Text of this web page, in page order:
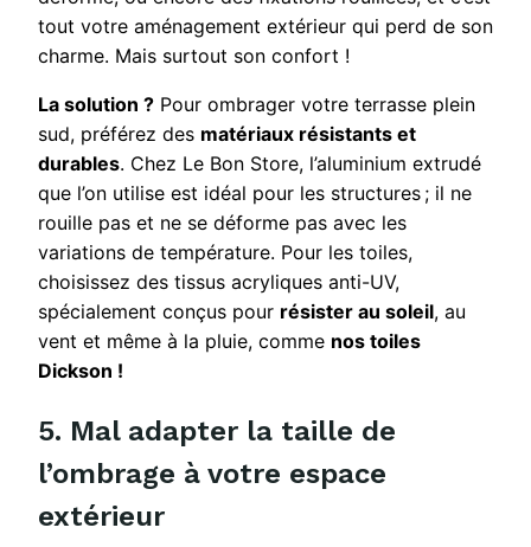
tout votre aménagement extérieur qui perd de son
charme. Mais surtout son confort !
La solution ? Pour ombrager votre terrasse plein
sud, préférez des matériaux résistants et
durables. Chez Le Bon Store, l’aluminium extrudé
que l’on utilise est idéal pour les structures ; il ne
rouille pas et ne se déforme pas avec les
variations de température. Pour les toiles,
choisissez des tissus acryliques anti-UV,
spécialement conçus pour résister au soleil, au
vent et même à la pluie, comme nos toiles
Dickson !
5. Mal adapter la taille de
l’ombrage à votre espace
extérieur